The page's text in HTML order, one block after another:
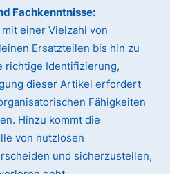
Fachkenntnisse:
einer Vielzahl von
Ersatzteilen bis hin zu
richtige Identifizierung,
dieser Artikel erfordert
Fähigkeiten
Hinzu kommt die
von nutzlosen
und sicherzustellen,